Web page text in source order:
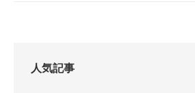
人気記事